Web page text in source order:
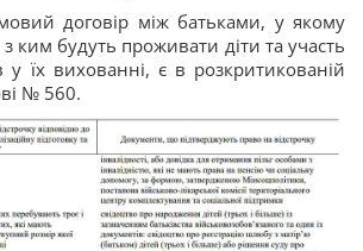
договір між батьками, у якому
ким будуть проживати діти та участь
у їх вихованні, є в розкритикованій
№ 560.